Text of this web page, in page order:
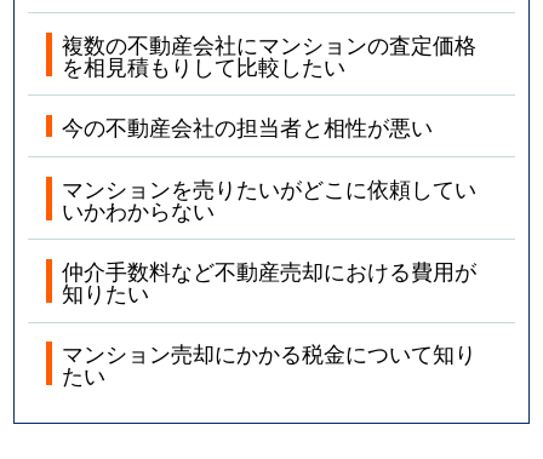
複数の不動産会社にマンションの査定価格
を相見積もりして比較したい
今の不動産会社の担当者と相性が悪い
マンションを売りたいがどこに依頼してい
いかわからない
仲介手数料など不動産売却における費用が
知りたい
マンション売却にかかる税金について知り
たい